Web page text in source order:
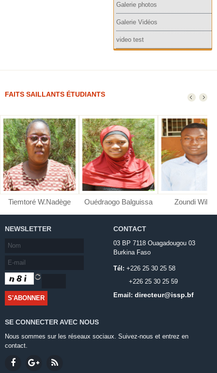
Galerie photos
Galerie Vidéos
video test
FAITS SAILLANTS ÉTUDIANTS
Tiemtoré W.Nadège Ouédraogo Balguissa Zoundi
NEWSLETTER CONTACT
03 BP 7118 Ouagadougou 03
Burkina Faso
Tél: +226 25 30 25 58
+226 25 30 25 59
Email: directeur@issp.bf
SE CONNECTER AVEC NOUS
Nous sommes sur les réseaux sociaux. Suivez-nous et entrez en
contact.